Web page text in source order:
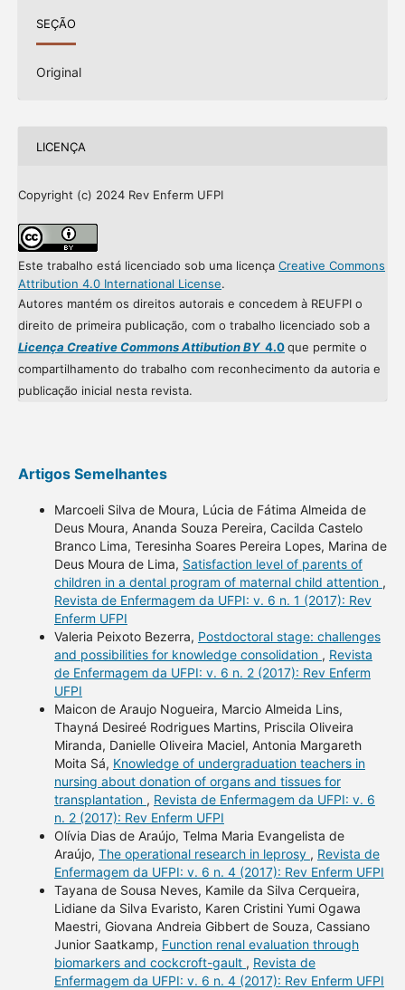
SEÇÃO
Original
LICENÇA
Copyright (c) 2024 Rev Enferm UFPI
Este trabalho está licenciado sob uma licença Creative Commons
Attribution 4.0 International License.
Autores mantém os direitos autorais e concedem à REUFPI o
direito de primeira publicação, com o trabalho licenciado sob a
Licença Creative Commons Attibution BY4.0que permite o
compartilhamento do trabalho com reconhecimento da autoria e
publicação inicial nesta revista.
Artigos Semelhantes
Marcoeli Silva de Moura, Lúcia de Fátima Almeida de
Deus Moura, Ananda Souza Pereira, Cacilda Castelo
Branco Lima, Teresinha Soares Pereira Lopes, Marina de
Deus Moura de Lima, Satisfaction level of parents of
children in a dental program of maternal child attention ,
Revista de Enfermagem da UFPI: v. 6 n. 1 (2017): Rev
Enferm UFPI
Valeria Peixoto Bezerra, Postdoctoral stage: challenges
and possibilities for knowledge consolidation , Revista
de Enfermagem da UFPI: v. 6 n. 2 (2017): Rev Enferm
UFPI
Maicon de Araujo Nogueira, Marcio Almeida Lins,
Thayná Desireé Rodrigues Martins, Priscila Oliveira
Miranda, Danielle Oliveira Maciel, Antonia Margareth
Moita Sá, Knowledge of undergraduation teachers in
nursing about donation of organs and tissues for
transplantation , Revista de Enfermagem da UFPI: v. 6
n. 2 (2017): Rev Enferm UFPI
Olívia Dias de Araújo, Telma Maria Evangelista de
Araújo, The operational research in leprosy , Revista de
Enfermagem da UFPI: v. 6 n. 4 (2017): Rev Enferm UFPI
Tayana de Sousa Neves, Kamile da Silva Cerqueira,
Lidiane da Silva Evaristo, Karen Cristini Yumi Ogawa
Maestri, Giovana Andreia Gibbert de Souza, Cassiano
Junior Saatkamp, Function renal evaluation through
biomarkers and cockcroft-gault , Revista de
Enfermagem da UFPI: v. 6 n. 4 (2017): Rev Enferm UFPI